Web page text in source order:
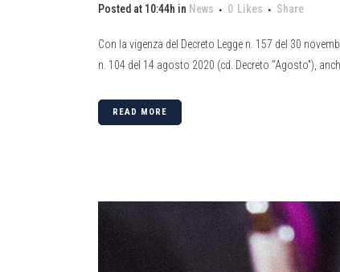
Posted at 10:44h in News 0 Likes Share
Con la vigenza del Decreto Legge n. 157 del 30
n. 104 del 14 agosto 2020 (cd. Decreto “Agosto”),
READ MORE